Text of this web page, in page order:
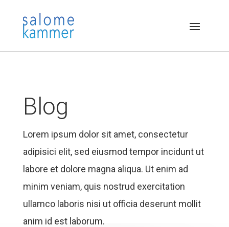
Blog
Lorem ipsum dolor sit amet, consectetur
adipisici elit, sed eiusmod tempor incidunt ut
labore et dolore magna aliqua. Ut enim ad
minim veniam, quis nostrud exercitation
ullamco laboris nisi ut officia deserunt mollit
anim id est laborum.